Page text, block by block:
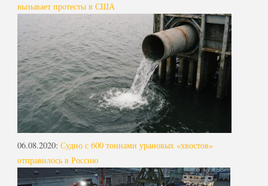
вызывает протесты в США
06.08.2020: Судно с 600 тоннами урановых «хвостов»
отправилось в Россию